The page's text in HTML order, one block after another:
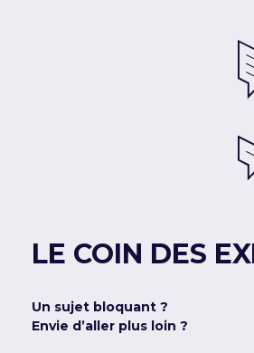
LE COIN DES
Un sujet bloquant ?
Envie d’aller plus loin ?